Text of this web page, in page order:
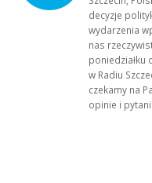
decyzje
wydarzenia
nas
poniedziałku
w Radiu
czekamy na
opinie i